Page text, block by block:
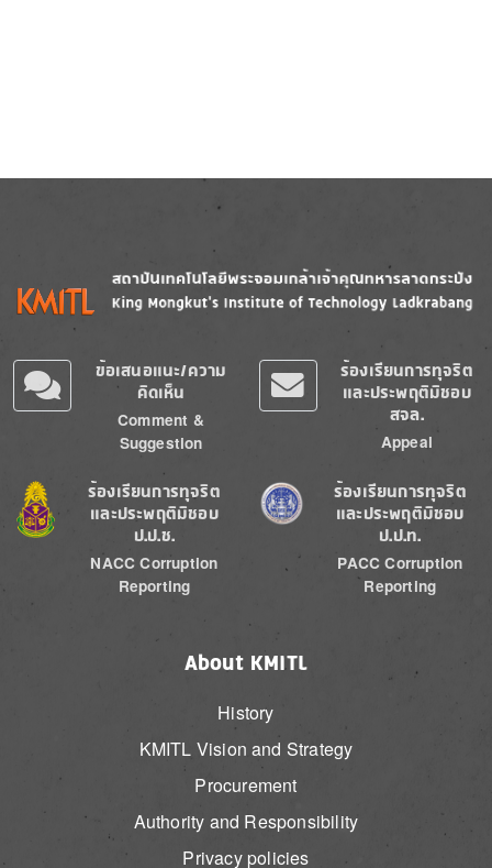
Image
ข้อเสนอแนะ/ความ
คิดเห็น
Comment &
Suggestion
ร้องเรียนการทุจริต
และประพฤติมิชอบ
สจล.
Appeal
Image
ร้องเรียนการทุจริต
และประพฤติมิชอบ
ป.ป.ช.
NACC Corruption
Reporting
Image
ร้องเรียนการทุจริต
และประพฤติมิชอบ
ป.ป.ท.
PACC Corruption
Reporting
About KMITL
History
KMITL Vision and Strategy
Procurement
Authority and Responsibility
Privacy policies